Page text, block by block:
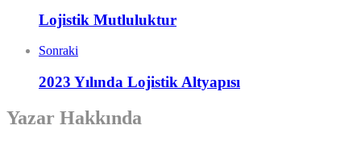
Lojistik Mutluluktur
Sonraki
2023 Yılında Lojistik Altyapısı
Yazar Hakkında